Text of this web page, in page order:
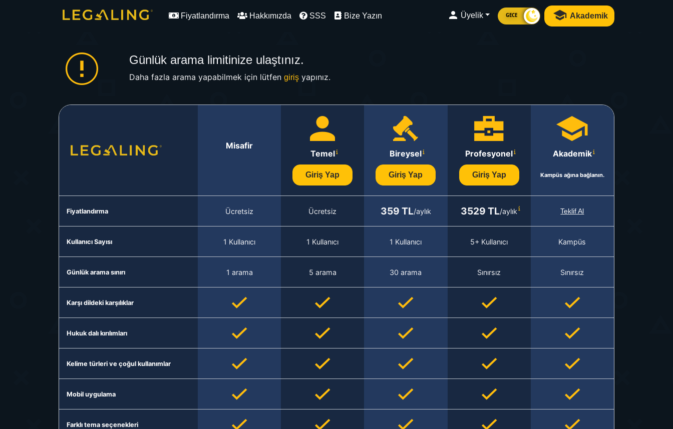
Fiyatlandırma Hakkımızda SSS Bize Yazın Üyelik GECE Akademik
Günlük arama limitinize ulaştınız.
Daha fazla arama yapabilmek için lütfen girişyapınız.
Misafir
Temel
Giriş Yap
Bireysel
Giriş Yap
Profesyonel
Giriş Yap
Akademik
Kampüs ağına bağlanın.
Fiyatlandırma Ücretsiz Ücretsiz 359 TL/aylık 3529 TL/aylık Teklif Al
Kullanıcı Sayısı 1 Kullanıcı 1 Kullanıcı 1 Kullanıcı 5+ Kullanıcı Kampüs
Günlük arama sınırı 1 arama 5 arama 30 arama Sınırsız Sınırsız
Karşı dildeki karşılıklar
Hukuk dalı kırılımları
Kelime türleri ve çoğul kullanımlar
Mobil uygulama
Farklı tema seçenekleri